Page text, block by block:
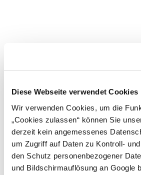
Diese Webseite verwendet Cookies
Wir verwenden Cookies, um die
„Cookies zulassen“ können Sie
derzeit kein angemessenes
um Zugriff auf Daten zu Kontroll-
den Schutz personenbezogener
und Bildschirmauflösung an